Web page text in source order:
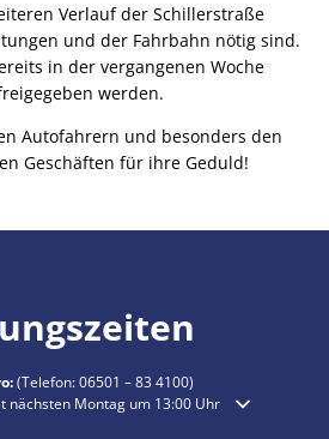
Verlauf der Schillerstraße
und der Fahrbahn nötig sind.
in der vergangenen Woche
werden.
Autofahrern und besonders den
Geschäften für ihre Geduld!
(Telefon:06501 – 83 4100)
oder Schließzeiten auszublenden
nächsten Montag um 13:00 Uhr